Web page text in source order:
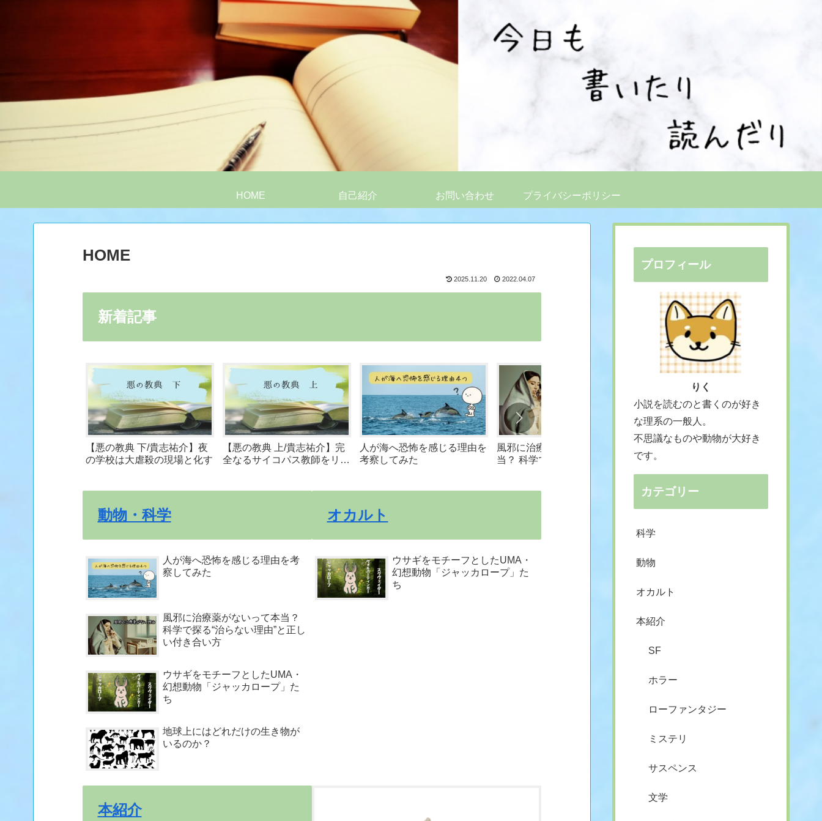
HOME 自己紹介 お問い合わせ プライバシーポリシー
HOME
2025.11.20 2022.04.07
新着記事
【悪の教典 下/貴志祐介】夜
の学校は大虐殺の現場と化す
【悪の教典 上/貴志祐介】完
全なるサイコパス教師をリア
人が海へ恐怖を感じる理由を
考察してみた
風邪に治療薬がないって本
当？ 科学で探る“治らない理
不由美】少しずつ日常を蝕む
秀逸な和風ホラー
動物・科学
人が海へ恐怖を感じる理由を考
察してみた
風邪に治療薬がないって本当？
科学で探る“治らない理由”と正し
い付き合い方
ウサギをモチーフとしたUMA・
幻想動物「ジャッカロープ」た
ち
地球上にはどれだけの生き物が
いるのか？
オカルト
ウサギをモチーフとしたUMA・
幻想動物「ジャッカロープ」た
ち
本紹介
プロフィール
りく
小説を読むのと書くのが好き
な理系の一般人。
不思議なものや動物が大好き
です。
カテゴリー
科学
動物
オカルト
本紹介
SF
ホラー
ローファンタジー
ミステリ
サスペンス
文学